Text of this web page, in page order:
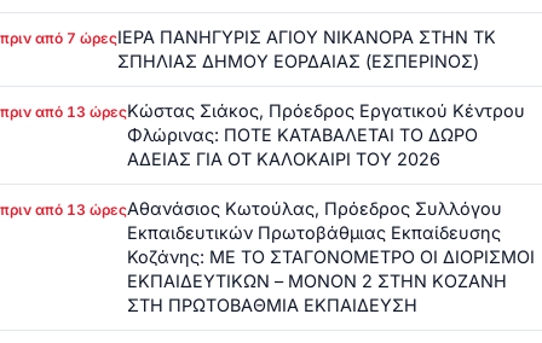
πριν από 7 ώρεςΙΕΡΑ ΠΑΝΗΓΥΡΙΣ ΑΓΙΟΥ ΝΙΚΑΝΟΡΑ ΣΤΗΝ ΤΚ
ΣΠΗΛΙΑΣ ΔΗΜΟΥ ΕΟΡΔΑΙΑΣ (ΕΣΠΕΡΙΝΟΣ)
πριν από 13 ώρεςΚώστας Σιάκος, Πρόεδρος Εργατικού Κέντρου
Φλώρινας: ΠΟΤΕ ΚΑΤΑΒΑΛΕΤΑΙ ΤΟ ΔΩΡΟ
ΑΔΕΙΑΣ ΓΙΑ ΟΤ ΚΑΛΟΚΑΙΡΙ ΤΟΥ 2026
πριν από 13 ώρεςΑθανάσιος Κωτούλας, Πρόεδρος Συλλόγου
Εκπαιδευτικών Πρωτοβάθμιας Εκπαίδευσης
Κοζάνης: ΜΕ ΤΟ ΣΤΑΓΟΝΟΜΕΤΡΟ ΟΙ ΔΙΟΡΙΣΜΟΙ
ΕΚΠΑΙΔΕΥΤΙΚΩΝ – ΜΟΝΟΝ 2 ΣΤΗΝ ΚΟΖΑΝΗ
ΣΤΗ ΠΡΩΤΟΒΑΘΜΙΑ ΕΚΠΑΙΔΕΥΣΗ